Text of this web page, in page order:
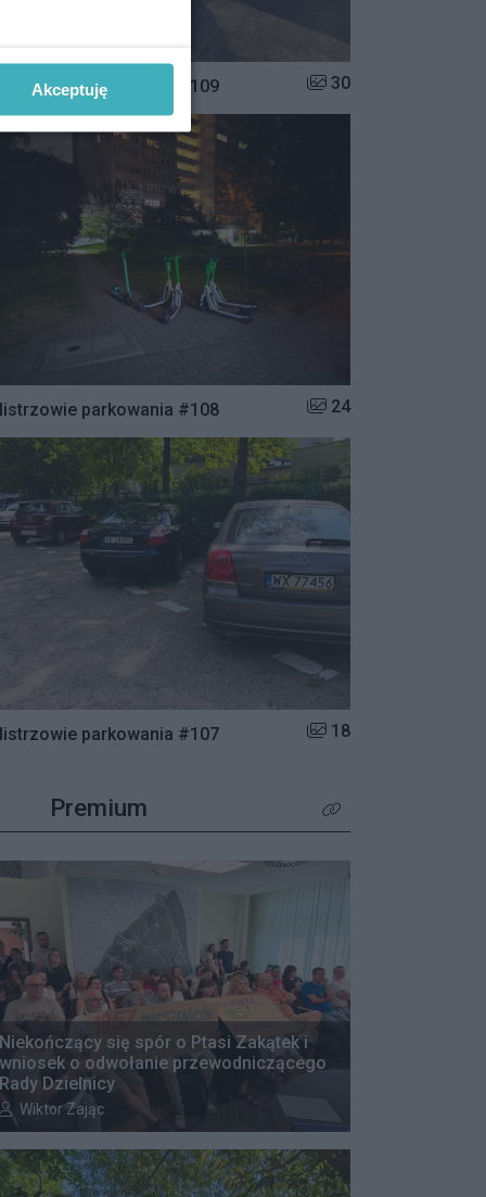
parkowania #109 Liczba zdjęć w galerii:
30
parkowania #108 Liczba zdjęć w galerii:
24
parkowania #107 Liczba zdjęć w galerii:
18
Premium Kliknij aby zobaczyć
Niekończący się spór o Ptasi Zakątek i
wniosek o odwołanie przewodniczącego
Rady Dzielnicy
Autor artykułu:
Wiktor Zając
Akceptuję